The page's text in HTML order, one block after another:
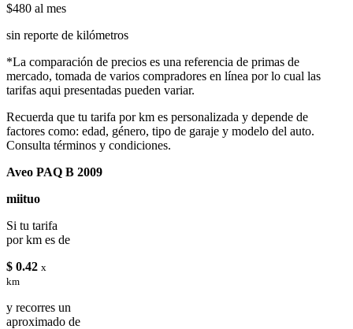
$480 al mes
sin reporte de kilómetros
*La comparación de precios es una referencia de primas de
mercado, tomada de varios compradores en línea por lo cual las
tarifas aqui presentadas pueden variar.
Recuerda que tu tarifa por km es personalizada y depende de
factores como: edad, género, tipo de garaje y modelo del auto.
Consulta términos y condiciones.
Aveo PAQ B 2009
miituo
Si tu tarifa
por km es de
$ 0.42 x
km
y recorres un
aproximado de